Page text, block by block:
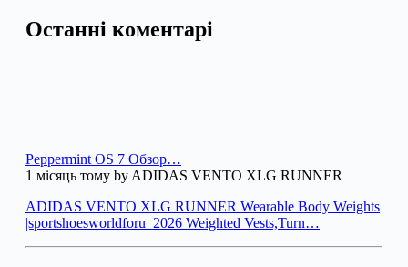
Останні коментарі
Peppermint OS 7 Обзор…
1 місяць тому by ADIDAS VENTO XLG RUNNER
ADIDAS VENTO XLG RUNNER Wearable Body Weights
|sportshoesworldforu_2026 Weighted Vests,Turn…